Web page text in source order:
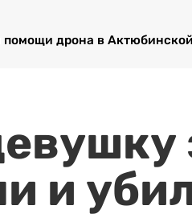
дрона в
и